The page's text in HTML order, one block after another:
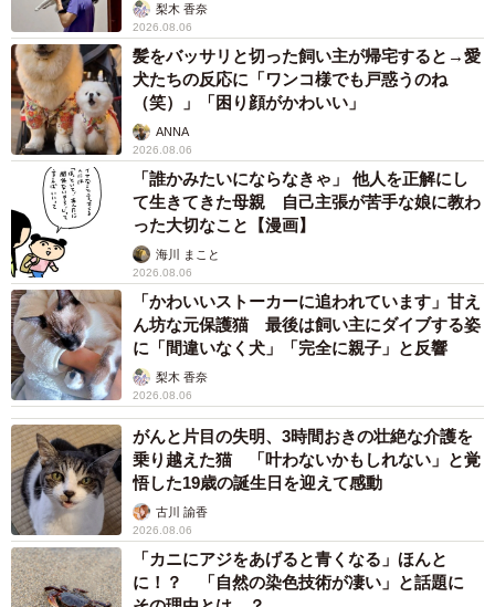
梨木 香奈
2026.08.06
髪をバッサリと切った飼い主が帰宅すると→愛
犬たちの反応に「ワンコ様でも戸惑うのね
（笑）」「困り顔がかわいい」
ANNA
2026.08.06
「誰かみたいにならなきゃ」 他人を正解にし
て生きてきた母親 自己主張が苦手な娘に教わ
った大切なこと【漫画】
海川 まこと
2026.08.06
「かわいいストーカーに追われています」甘え
ん坊な元保護猫 最後は飼い主にダイブする姿
に「間違いなく犬」「完全に親子」と反響
梨木 香奈
2026.08.06
がんと片目の失明、3時間おきの壮絶な介護を
乗り越えた猫 「叶わないかもしれない」と覚
悟した19歳の誕生日を迎えて感動
古川 諭香
2026.08.06
「カニにアジをあげると青くなる」ほんと
に！？ 「自然の染色技術が凄い」と話題に